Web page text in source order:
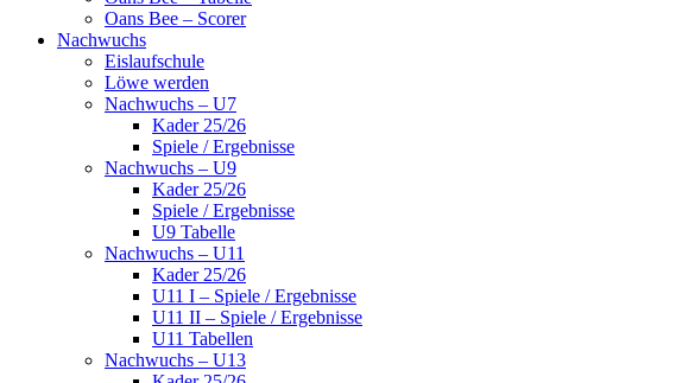
Oans Bee – Scorer
Nachwuchs
Eislaufschule
Löwe werden
Nachwuchs – U7
Kader 25/26
Spiele / Ergebnisse
Nachwuchs – U9
Kader 25/26
Spiele / Ergebnisse
U9 Tabelle
Nachwuchs – U11
Kader 25/26
U11 I – Spiele / Ergebnisse
U11 II – Spiele / Ergebnisse
U11 Tabellen
Nachwuchs – U13